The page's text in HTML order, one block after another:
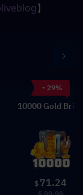
】
- 29%
10000 Gold Brick
$ 71.24